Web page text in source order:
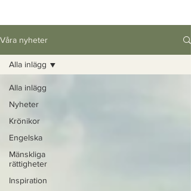
Våra nyheter
Alla inlägg
Nyheter
Krönikor
Engelska
Mänskliga
rättigheter
Inspiration
Alla inlägg